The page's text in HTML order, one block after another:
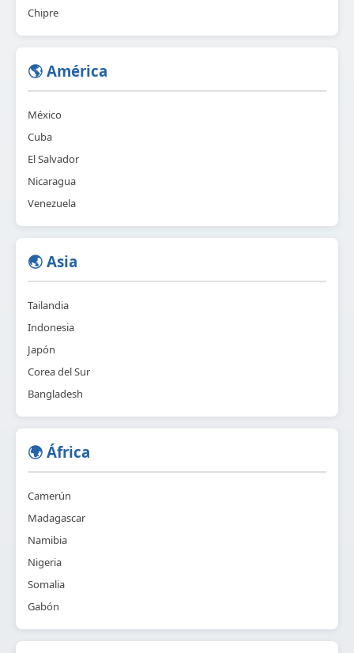
Chipre
🌎 América
México
Cuba
El Salvador
Nicaragua
Venezuela
🌏 Asia
Tailandia
Indonesia
Japón
Corea del Sur
Bangladesh
🌍 África
Camerún
Madagascar
Namibia
Nigeria
Somalia
Gabón